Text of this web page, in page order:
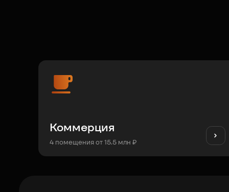
Коммерция
4 помещения от 15.5 млн ₽